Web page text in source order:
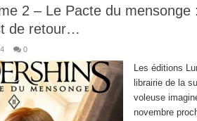
2 – Le Pacte du mensonge
de retour…
0
Les éditions
librairie de la
voleuse
novembre